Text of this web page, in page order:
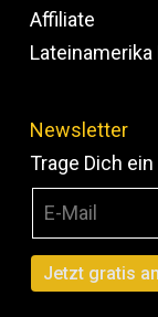
Affiliate
Newsletter
Trage Dich